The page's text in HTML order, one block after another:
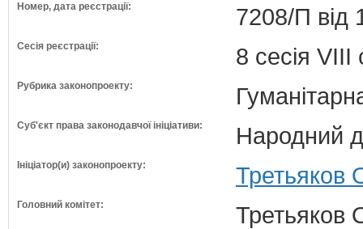
Номер, дата реєстрації: 7208/П від
Сесія реєстрації: 8 сесія VIII
Рубрика законопроекту:
Суб'єкт права законодавчої ініціативи: Народний
Ініціатор(и) законопроекту: Третьяков
Головний комітет:
Третьяков